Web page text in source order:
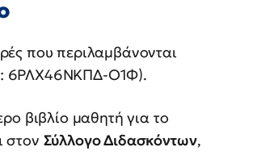
που περιλαμβάνονται
6ΡΛΧ46ΝΚΠΔ-Ο1Φ).
βιβλίο μαθητή για το
στον Σύλλογο Διδασκόντων,